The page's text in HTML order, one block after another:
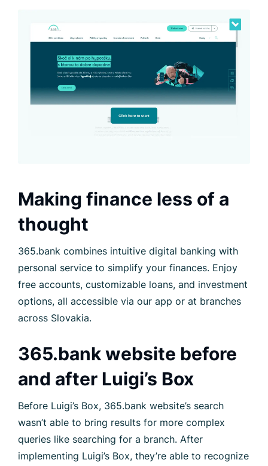
Making finance less of a
thought
365.bank combines intuitive digital banking with
personal service to simplify your finances. Enjoy
free accounts, customizable loans, and investment
options, all accessible via our app or at branches
across Slovakia.
365.bank website before
and after Luigi’s Box
Before Luigi’s Box, 365.bank website’s search
wasn’t able to bring results for more complex
queries like searching for a branch. After
implementing Luigi’s Box, they’re able to recognize